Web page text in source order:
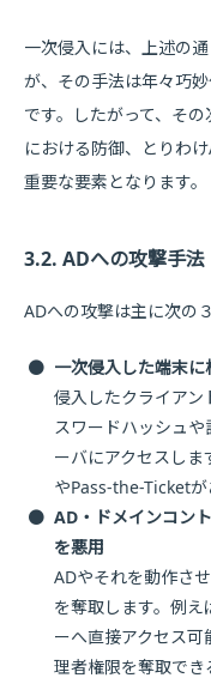
一次侵入には、上述の
が、その手法は年々巧
です。したがって、そ
における防御、とりわ
重要な要素となります。
3.2. ADへの攻撃手法
ADへの攻撃は主に次の
● 一次侵入した端末
侵入したクライアン
スワードハッシュ
ーバにアクセスし
やPass-the-Ticketが
● AD・ドメインコン
を悪用
ADやそれを動作さ
を奪取します。例
ーへ直接アクセス
理者権限を奪取でき